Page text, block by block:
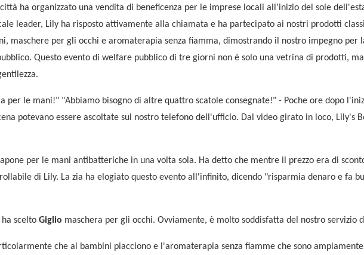
ha organizzato una vendita di beneficenza per le imprese locali all'inizio del sole
leader, Lily ha risposto attivamente alla chiamata e ha partecipato ai nostri prodotti
maschere per gli occhi e aromaterapia senza fiamma, dimostrando il nostro impegno per
Questo evento di welfare pubblico di tre giorni non è solo una vetrina di prodotti,
per le mani!" "Abbiamo bisogno di altre quattro scatole consegnate!" - Poche ore dopo
potevano essere ascoltate sul nostro telefono dell'ufficio. Dal video girato in loco, Lily's
per le mani antibatteriche in una volta sola. Ha detto che mentre il prezzo era di
di Lily. La zia ha elogiato questo evento all'infinito, dicendo "risparmia denaro e fa
scelto Giglio maschera per gli occhi. Ovviamente, è molto soddisfatta del nostro servizio
che ai bambini piacciono e l'aromaterapia senza fiamme che sono